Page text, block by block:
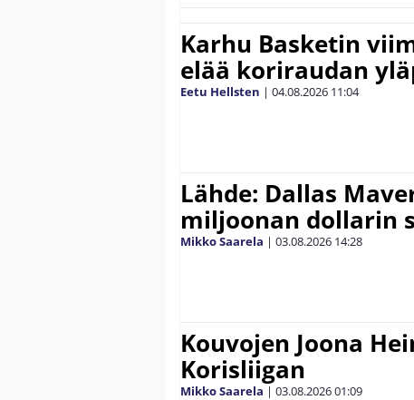
Karhu Basketin
elää koriraudan
Eetu Hellsten | 04.08.2026 11:04
Lähde: Dallas
miljoonan dollarin
Mikko Saarela | 03.08.2026 14:28
Kouvojen Joona
Korisliigan
Mikko Saarela | 03.08.202601:09